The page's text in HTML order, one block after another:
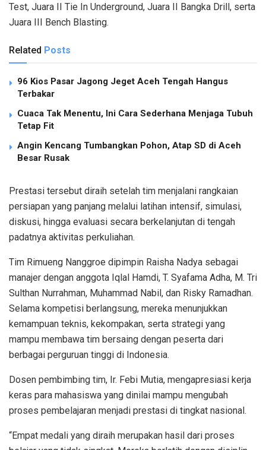
Test, Juara II Tie In Underground, Juara II Bangka Drill, serta
Juara III Bench Blasting.
Related Posts
96 Kios Pasar Jagong Jeget Aceh Tengah Hangus
Terbakar
Cuaca Tak Menentu, Ini Cara Sederhana Menjaga Tubuh
Tetap Fit
Angin Kencang Tumbangkan Pohon, Atap SD di Aceh
Besar Rusak
Prestasi tersebut diraih setelah tim menjalani rangkaian
persiapan yang panjang melalui latihan intensif, simulasi,
diskusi, hingga evaluasi secara berkelanjutan di tengah
padatnya aktivitas perkuliahan.
Tim Rimueng Nanggroe dipimpin Raisha Nadya sebagai
manajer dengan anggota Iqlal Hamdi, T. Syafama Adha, M. Tri
Sulthan Nurrahman, Muhammad Nabil, dan Risky Ramadhan.
Selama kompetisi berlangsung, mereka menunjukkan
kemampuan teknis, kekompakan, serta strategi yang
mampu membawa tim bersaing dengan peserta dari
berbagai perguruan tinggi di Indonesia.
Dosen pembimbing tim, Ir. Febi Mutia, mengapresiasi kerja
keras para mahasiswa yang dinilai mampu mengubah
proses pembelajaran menjadi prestasi di tingkat nasional.
“Empat medali yang diraih merupakan hasil dari proses